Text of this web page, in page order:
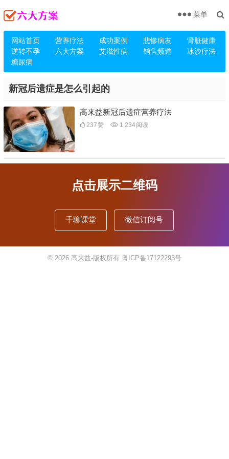
网站首页 营养疗法 成功案例 悲惨病友
肾脏健康
逆转不孕
六大方案 艾滋性病 销售频道
冰沙疗法
糖尿病
菜单
新冠后遗症是怎么引起的
高来益新冠后遗症营养疗法
237赞 1,234阅读
点击展示二维码
千聊课堂 微信订阅号
© 2026 高来益-版权所有 粤ICP备17122293号